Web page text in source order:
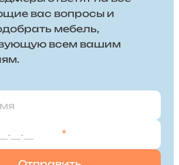
вас вопросы и
мебель,
всем вашим
*